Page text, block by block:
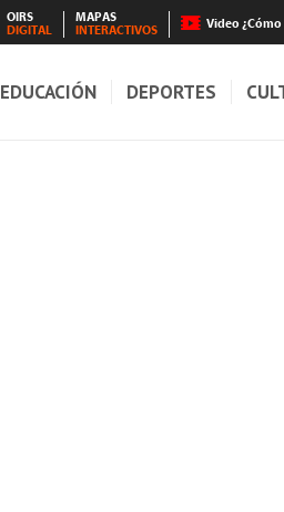
OIRS
DIGITAL
MAPAS
INTERACTIVOS
Video ¿Cómo
EDUCACIÓN DEPORTES